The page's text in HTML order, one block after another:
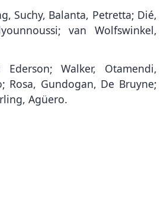
Suchy, Balanta, Petretta; Dié,
van Wolfswinkel,
Ederson; Walker, Otamendi,
Rosa, Gundogan, De Bruyne;
Agüero.